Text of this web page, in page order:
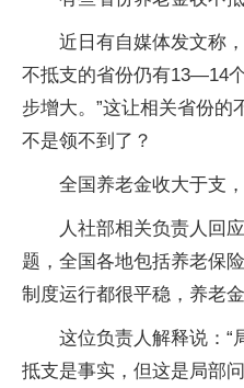
近日有自媒体发文称
不抵支的省份仍有13—14
步增大。”这让相关省份的
不是领不到了？
全国养老金收大于支
人社部相关负责人回
题，全国各地包括养老保
制度运行都很平稳，养老金
这位负责人解释说：“
抵支是事实，但这是局部